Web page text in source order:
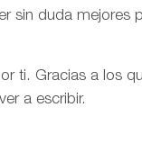
sin duda mejores
ti. Gracias a los
a escribir.